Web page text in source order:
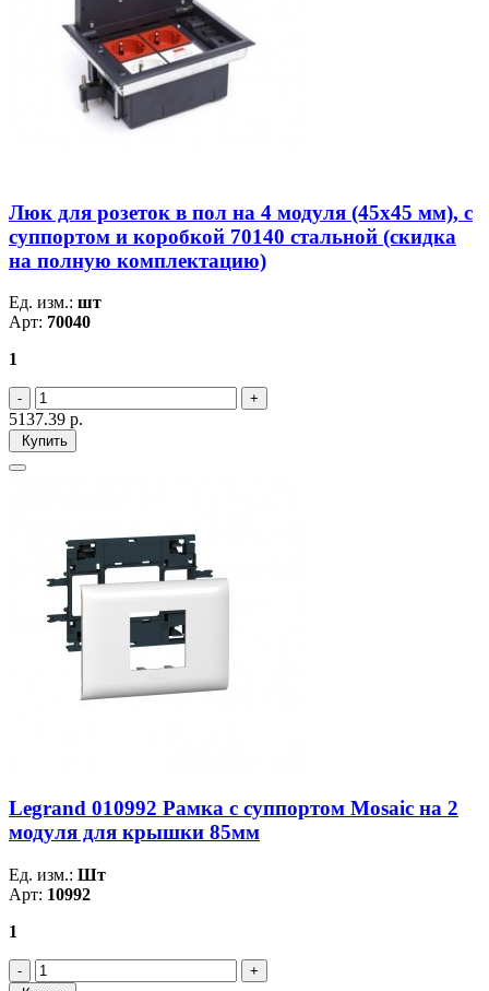
Люк для розеток в пол на 4 модуля (45х45 мм), с
суппортом и коробкой 70140 стальной (скидка
на полную комплектацию)
Ед. изм.: шт
Арт: 70040
1
5137.39 р.
Купить
Legrand 010992 Рамка с суппортом Mosaic на 2
модуля для крышки 85мм
Ед. изм.: Шт
Арт: 10992
1